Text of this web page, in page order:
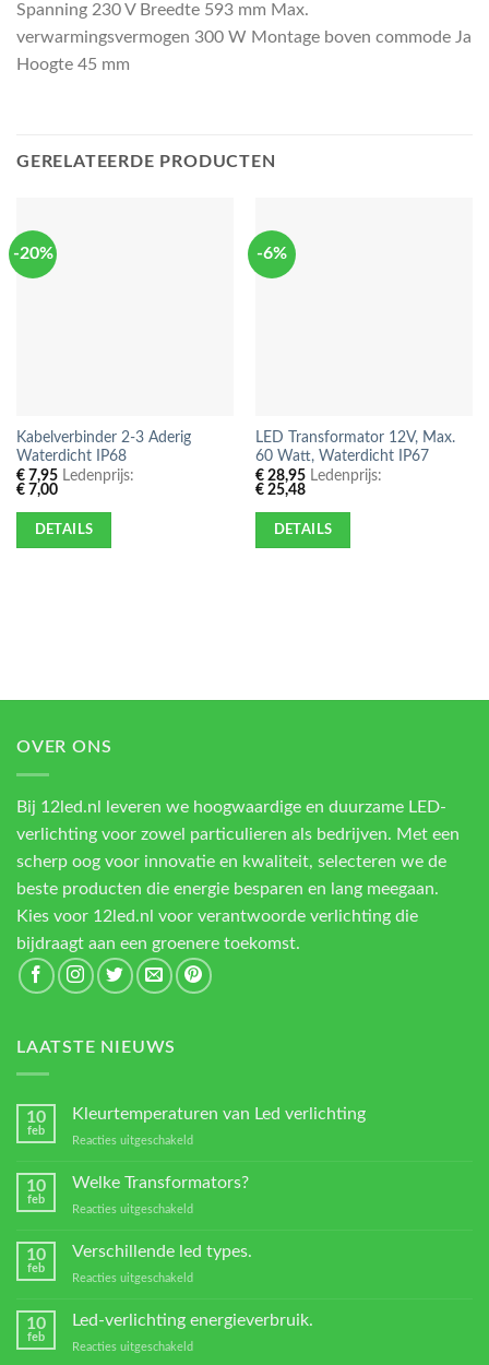
Spanning 230 V Breedte 593 mm Max.
verwarmingsvermogen 300 W Montage boven commode Ja
Hoogte 45 mm
GERELATEERDE PRODUCTEN
-20%
Kabelverbinder 2-3 Aderig
Waterdicht IP68
€7,95Ledenprijs:
€7,00
DETAILS
-6%
LED Transformator 12V, Max.
60 Watt, Waterdicht IP67
€28,95Ledenprijs:
€25,48
DETAILS
OVER ONS
Bij 12led.nl leveren we hoogwaardige en duurzame LED-
verlichting voor zowel particulieren als bedrijven. Met een
scherp oog voor innovatie en kwaliteit, selecteren we de
beste producten die energie besparen en lang meegaan.
Kies voor 12led.nl voor verantwoorde verlichting die
bijdraagt aan een groenere toekomst.
LAATSTE NIEUWS
10
feb
Kleurtemperaturen van Led verlichting
Reacties uitgeschakeld
van
verlichting
10
feb
Welke Transformators?
Reacties uitgeschakeld
Transformators?
10
feb
Verschillende led types.
Reacties uitgeschakeld
led
10
feb
Led-verlichting energieverbruik.
Reacties uitgeschakeld